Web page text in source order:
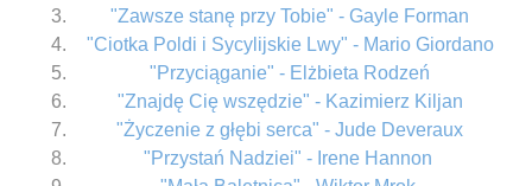
"Zawsze stanę przy Tobie" - Gayle Forman
"Ciotka Poldi i Sycylijskie Lwy" - Mario Giordano
"Przyciąganie" - Elżbieta Rodzeń
"Znajdę Cię wszędzie" - Kazimierz Kiljan
"Życzenie z głębi serca" - Jude Deveraux
"Przystań Nadziei" - Irene Hannon